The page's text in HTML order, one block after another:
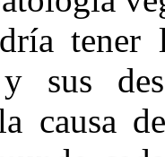
tener
sus
causa